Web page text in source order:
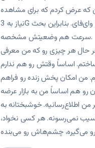
که عرض کردم که برای مشاهده
نیاز به 3G هست یا وای‌فای. بنابراین بحث
سرعت هم وضعیتش مشخصه.
حال هر چیزی رو که من معرفی
اساساً وقتش رو هم ندارم
من امکان پخش زنده رو فراهم
رو هم اساساً من به بازار عرضه
من اطلاع‌رسانیه. خوشبختانه به
نمی‌رسونه. هر کسی نخواد،